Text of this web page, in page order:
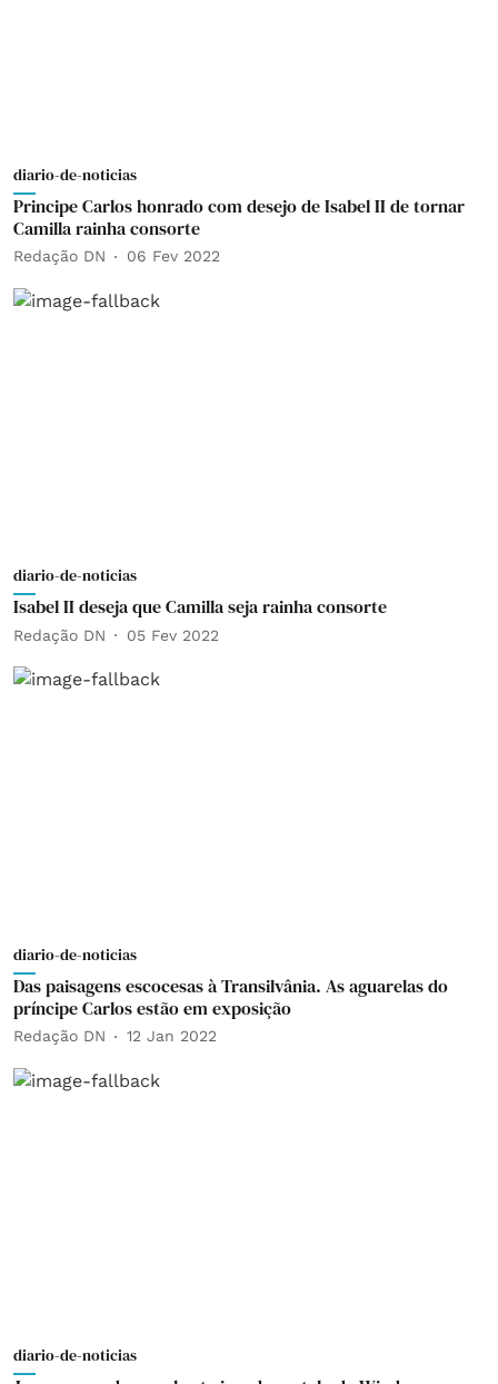
diario-de-noticias
Principe Carlos honrado com desejo de Isabel II de tornar
Camilla rainha consorte
Redação DN 06 Fev 2022
diario-de-noticias
Isabel II deseja que Camilla seja rainha consorte
Redação DN 05 Fev 2022
diario-de-noticias
Das paisagens escocesas à Transilvânia. As aguarelas do
príncipe Carlos estão em exposição
Redação DN 12 Jan 2022
diario-de-noticias